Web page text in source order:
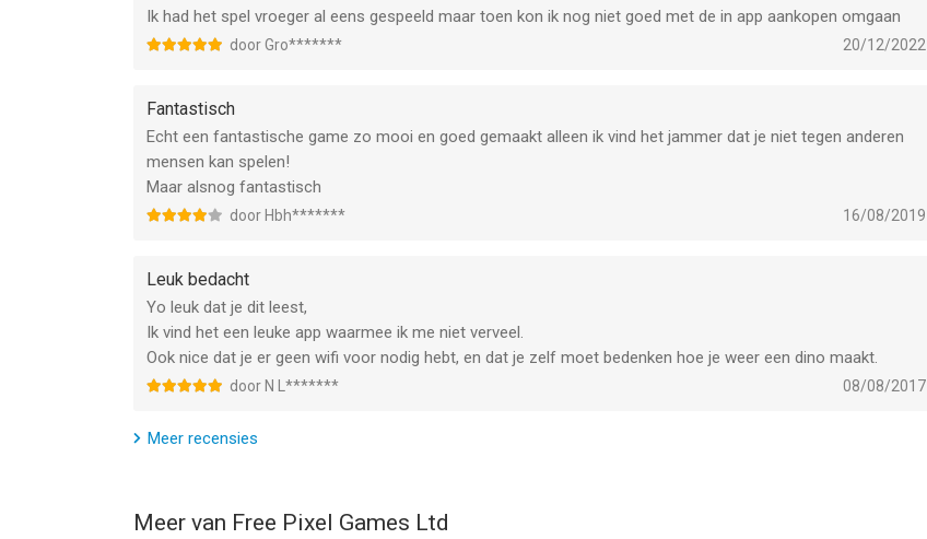
Ik had het spel vroeger al eens gespeeld maar toen kon ik nog niet goed met de in app aankopen omgaan
door Gro******* 20/12/2022
Fantastisch
Echt een fantastische game zo mooi en goed gemaakt alleen ik vind het jammer dat je niet tegen anderen
mensen kan spelen!
Maar alsnog fantastisch
door Hbh******* 16/08/2019
Leuk bedacht
Yo leuk dat je dit leest,
Ik vind het een leuke app waarmee ik me niet verveel.
Ook nice dat je er geen wifi voor nodig hebt, en dat je zelf moet bedenken hoe je weer een dino maakt.
door N L******* 08/08/2017
Meer recensies
Meer van Free Pixel Games Ltd